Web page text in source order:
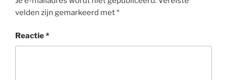
velden zijn gemarkeerd met*
Reactie*